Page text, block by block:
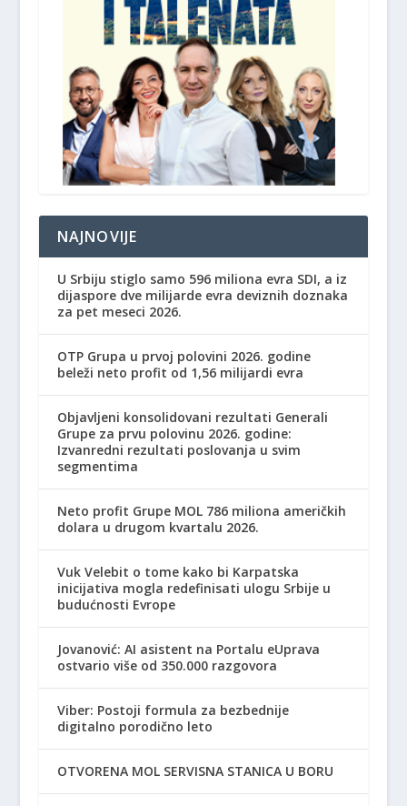
NAJNOVIJE
U Srbiju stiglo samo 596 miliona evra SDI, a iz
dijaspore dve milijarde evra deviznih doznaka
za pet meseci 2026.
OTP Grupa u prvoj polovini 2026. godine
beleži neto profit od 1,56 milijardi evra
Objavljeni konsolidovani rezultati Generali
Grupe za prvu polovinu 2026. godine:
Izvanredni rezultati poslovanja u svim
segmentima
Neto profit Grupe MOL 786 miliona američkih
dolara u drugom kvartalu 2026.
Vuk Velebit o tome kako bi Karpatska
inicijativa mogla redefinisati ulogu Srbije u
budućnosti Evrope
Jovanović: AI asistent na Portalu eUprava
ostvario više od 350.000 razgovora
Viber: Postoji formula za bezbednije
digitalno porodično leto
OTVORENA MOL SERVISNA STANICA U BORU